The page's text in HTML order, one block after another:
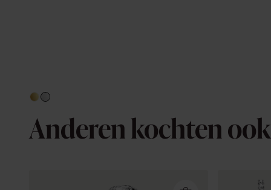
Anderen kochten ook